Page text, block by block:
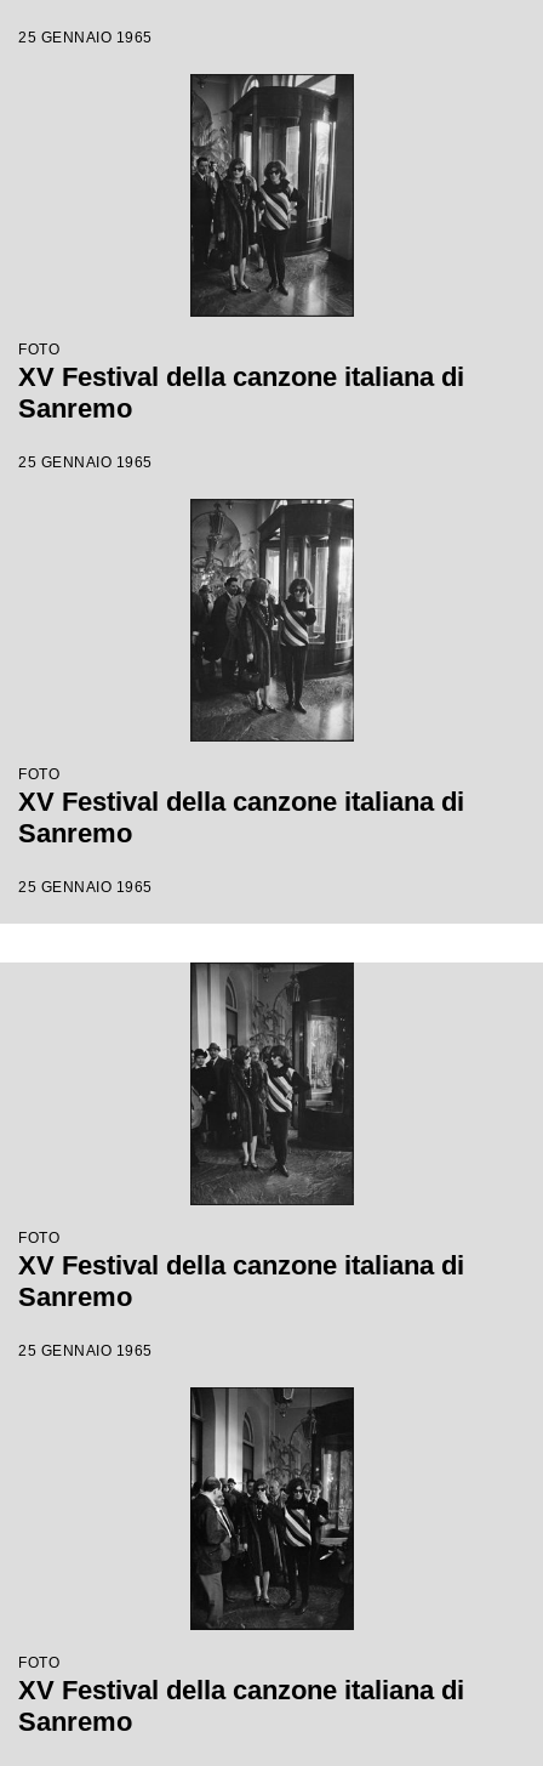
25 GENNAIO 1965
FOTO
XV Festival della canzone italiana di
Sanremo
25 GENNAIO 1965
FOTO
XV Festival della canzone italiana di
Sanremo
25 GENNAIO 1965
FOTO
XV Festival della canzone italiana di
Sanremo
25 GENNAIO 1965
FOTO
XV Festival della canzone italiana di
Sanremo